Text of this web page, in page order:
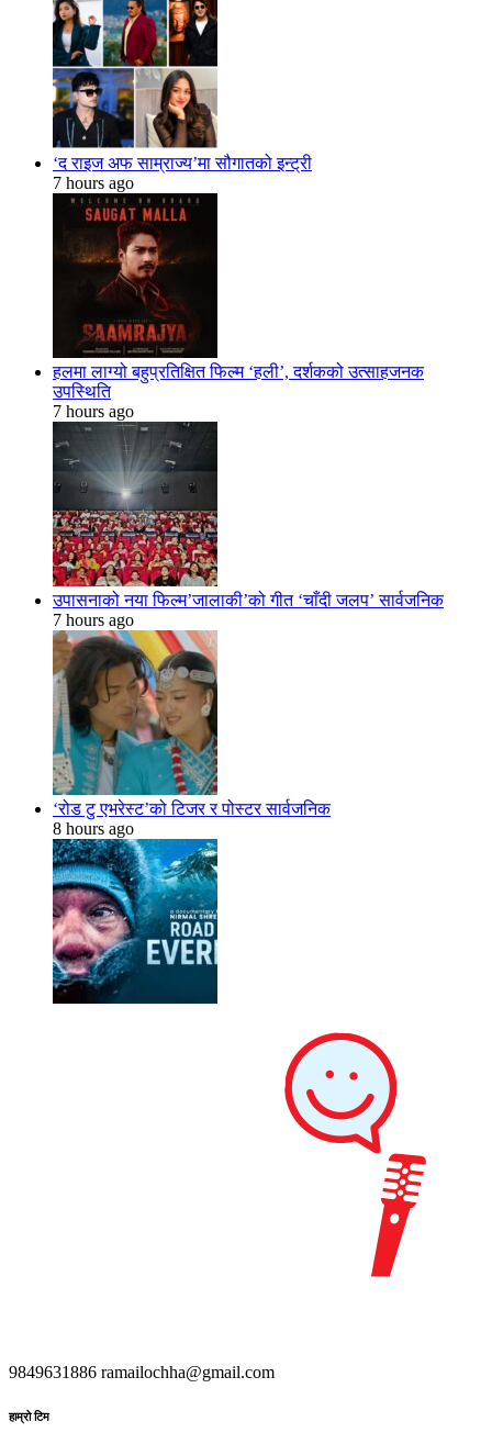
‘द राइज अफ साम्राज्य’मा सौगातको इन्ट्री
7 hours ago
हलमा लाग्यो बहुप्रतिक्षित फिल्म ‘हली’, दर्शकको उत्साहजनक
उपस्थिति
7 hours ago
उपासनाको नया फिल्म’जालाकी’को गीत ‘चाँदी जलप’ सार्वजनिक
7 hours ago
‘रोड टु एभरेस्ट’को टिजर र पोस्टर सार्वजनिक
8 hours ago
9849631886 ramailochha@gmail.com
हाम्रो टिम